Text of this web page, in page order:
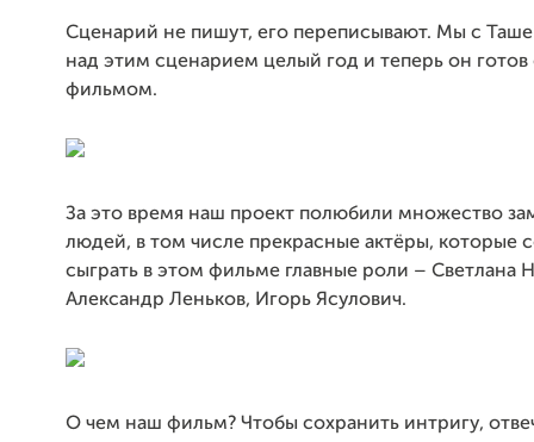
Сценарий не пишут, его переписывают. Мы с
над этим сценарием целый год и теперь он готов
фильмом.
За это время наш проект полюбили множество
людей, в том числе прекрасные актёры, которые
сыграть в этом фильме главные роли – Светлана
Александр Леньков, Игорь Ясулович.
О чем наш фильм? Чтобы сохранить интригу,